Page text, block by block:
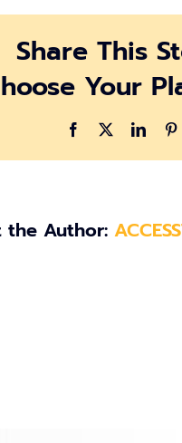
Share This
Your
Facebook
the Author: